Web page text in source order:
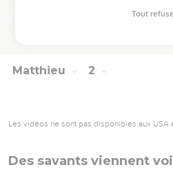
mais il n'eut pas de relations
Matthieu 2
Les vidéos ne sont pas disponibles aux USA
Des savants viennent
Tout